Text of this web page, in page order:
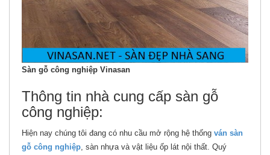
Sàn gỗ công nghiệp Vinasan
Thông tin nhà cung cấp sàn gỗ
công nghiệp:
Hiện nay chúng tôi đang có nhu cầu mở rộng hệ thống ván sàn
gỗ công nghiệp , sàn nhựa và vật liệu ốp lát nội thất. Quý